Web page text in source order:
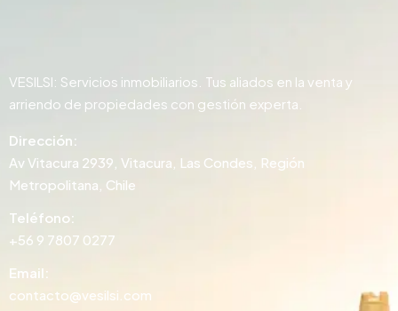
VESILSI: Servicios inmobiliarios. Tus aliados en la venta y
arriendo de propiedades con gestión experta.
Dirección:
Av Vitacura 2939, Vitacura, Las Condes, Región
Metropolitana, Chile
Teléfono:
+56 9 7807 0277
Email:
contacto@vesilsi.com